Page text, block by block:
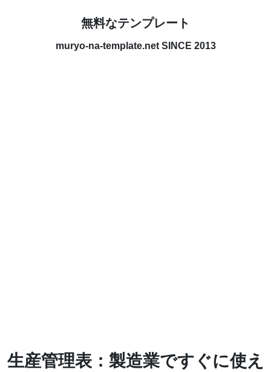
無料なテンプレート
muryo-na-template.net SINCE 2013
生産管理表：製造業ですぐに使え